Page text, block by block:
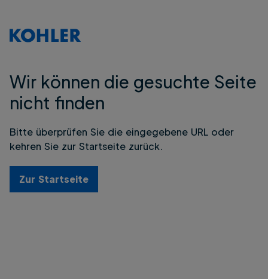
Wir können die gesuchte Seite
nicht finden
Bitte überprüfen Sie die eingegebene URL oder
kehren Sie zur Startseite zurück.
Zur Startseite